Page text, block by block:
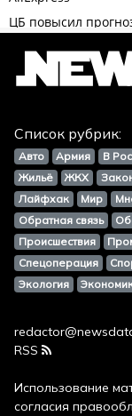
Список рубрик:
Авто Армия В
Жильё
ЖКХ
Лайфхак
Мир
Обратная связь
Происшествия
Спецоперация
Экология
RSS
Использование
согласия